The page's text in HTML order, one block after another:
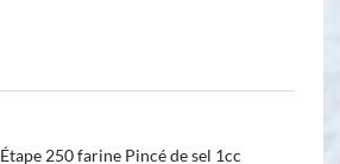
Étape 250 farine Pincé de sel 1cc